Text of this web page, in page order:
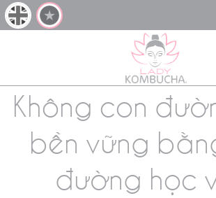
Không con
bền vững
đường học